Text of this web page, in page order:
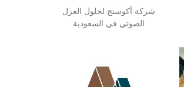
شركة أكوستج لحلول العزل
الصوتي في السعودية